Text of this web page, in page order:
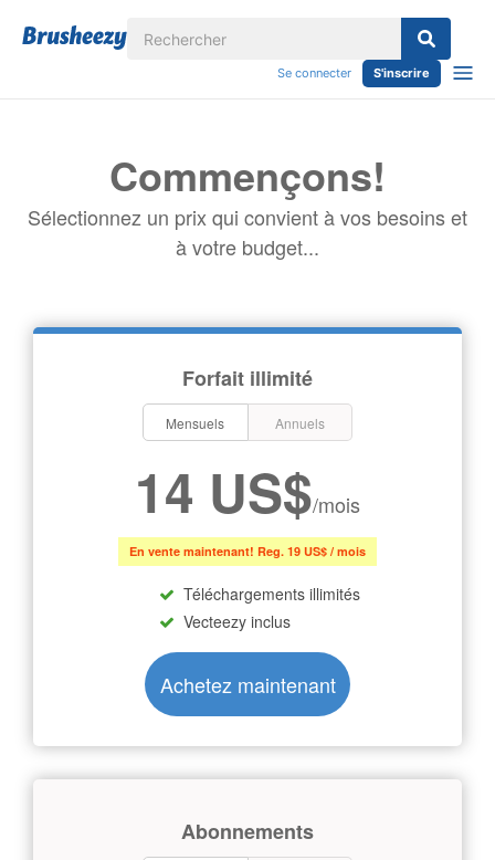
Se connecter S'inscrire
Commençons!
Sélectionnez un prix qui convient à vos besoins et
à votre budget...
Forfait illimité
Mensuels Annuels
14 US$/mois
En vente maintenant! Reg. 19 US$ / mois
Téléchargements illimités
Vecteezy inclus
Achetez maintenant
Abonnements